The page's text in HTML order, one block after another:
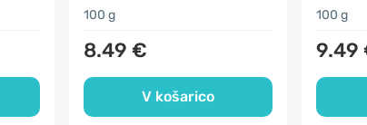
100 g
8.49 €
V košarico
100 g
9.49